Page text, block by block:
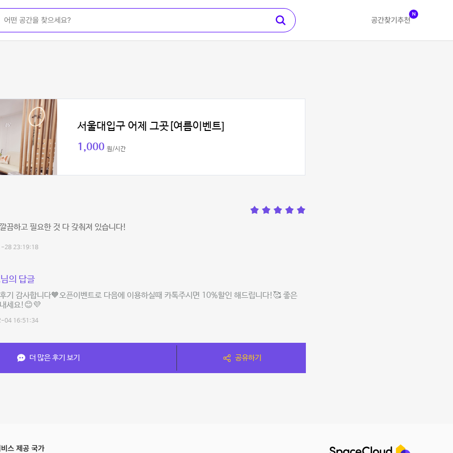
공간찾기 추천
N
서울대입구 어제 그곳[여름이벤트]
1,000 원/시간
끔하고 필요한 것 다 갖춰져 있습니다!
28 23:19:18
의 답글
기 감사합니다🧡오픈이벤트로 다음에 이용하실때 카톡주시면 10%할인 해드립니다!🥰 좋은
세요!😊💜
04 16:51:34
더 많은 후기 보기 공유하기
스 제공 국가